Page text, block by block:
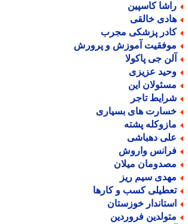
کاسپین
خالقی
پزشکی مجرب
آموزش و پرورش
جی پاکولا
عزیزی
این
تاجر
های بسیاری
پشته
دهباشی
واروش
میلان
سیم ریز
کسب و کارها
خوزستان
فروردین